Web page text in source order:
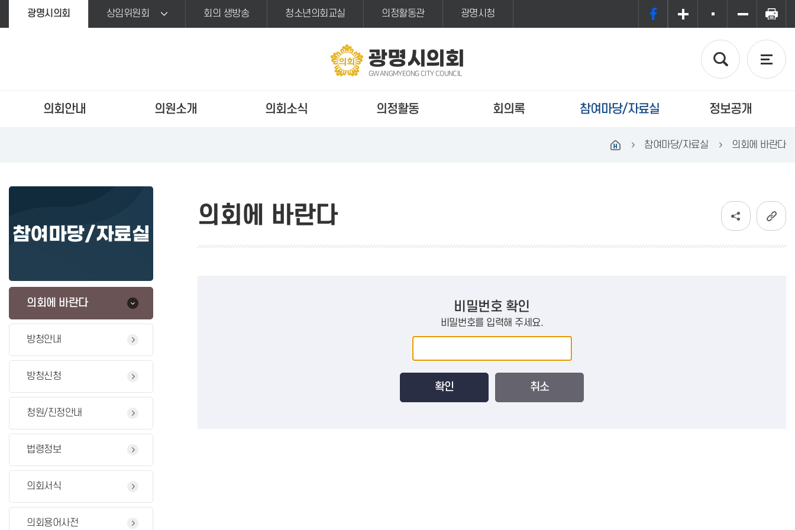
광명시의회 상임위원회 회의 생방송 청소년의회교실 의정활동관 광명시청
광명시의회
GWANGMYEONG CITY COUNCIL
의회안내 의원소개 의회소식 의정활동 회의록 참여마당/자료실 정보공개
참여마당/자료실 의회에 바란다
참여마당/자료실
의회에 바란다
방청안내
방청신청
청원/진정안내
법령정보
의회서식
의회용어사전
의회에 바란다
비밀번호 확인
비밀번호를 입력해 주세요.
확인 취소